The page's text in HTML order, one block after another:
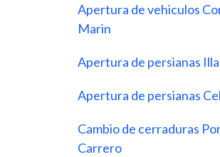
Apertura de vehiculos
Marin
Apertura de persianas
Apertura de persianas
Cambio de cerraduras
Carrero